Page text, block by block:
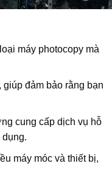
máy photocopy mà
đảm bảo rằng bạn
cung cấp dịch vụ hỗ
máy móc và thiết bị,